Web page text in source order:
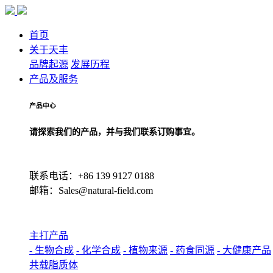
首页
关于天丰
品牌起源 发展历程
产品及服务
产品中心
请探索我们的产品，并与我们联系订购事宜。
联系电话：+86 139 9127 0188
邮箱：Sales@natural-field.com
主打产品
- 生物合成 - 化学合成 - 植物来源 - 药食同源 - 大健康产品
共载脂质体